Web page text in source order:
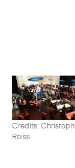
Credits: Christoph
Reiss